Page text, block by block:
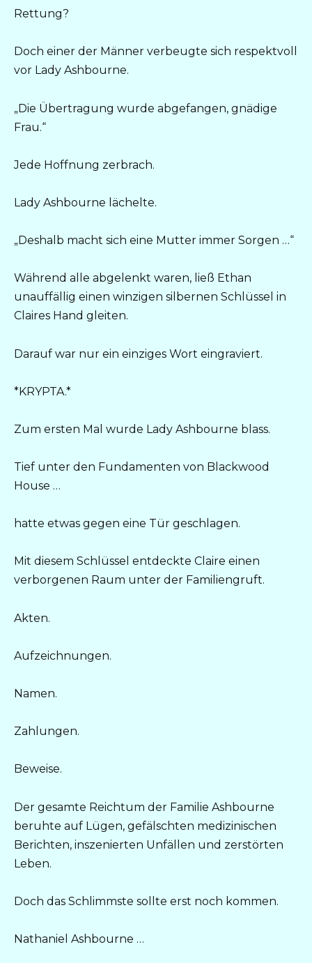
Rettung?
Doch einer der Männer verbeugte sich respektvoll
vor Lady Ashbourne.
„Die Übertragung wurde abgefangen, gnädige
Frau.“
Jede Hoffnung zerbrach.
Lady Ashbourne lächelte.
„Deshalb macht sich eine Mutter immer Sorgen …“
Während alle abgelenkt waren, ließ Ethan
unauffällig einen winzigen silbernen Schlüssel in
Claires Hand gleiten.
Darauf war nur ein einziges Wort eingraviert.
*KRYPTA.*
Zum ersten Mal wurde Lady Ashbourne blass.
Tief unter den Fundamenten von Blackwood
House …
hatte etwas gegen eine Tür geschlagen.
Mit diesem Schlüssel entdeckte Claire einen
verborgenen Raum unter der Familiengruft.
Akten.
Aufzeichnungen.
Namen.
Zahlungen.
Beweise.
Der gesamte Reichtum der Familie Ashbourne
beruhte auf Lügen, gefälschten medizinischen
Berichten, inszenierten Unfällen und zerstörten
Leben.
Doch das Schlimmste sollte erst noch kommen.
Nathaniel Ashbourne …